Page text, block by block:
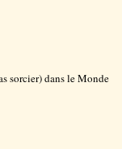
sorcier) dans le Monde